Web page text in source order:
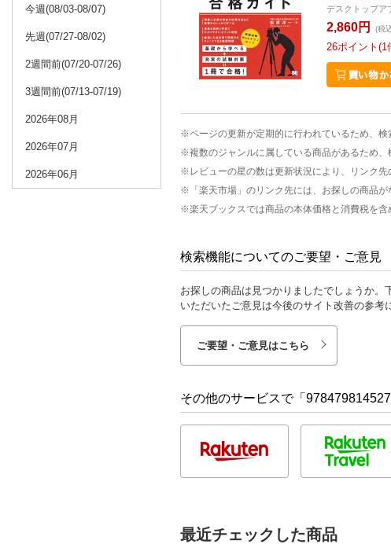
今週(08/03-08/07)
先週(07/27-08/02)
2週間前(07/20-07/26)
3週間前(07/13-07/19)
2026年08月
2026年07月
2026年06月
デスクトップア
2,860円 (税
26ポイント 1
※ページの更新が定期的に行われているため、検
※複数のジャンルに属している商品があるため、
※レビューの星の数は更新状況により、リンク先
※「楽天市場」のリンク先には、お探しの商品が
※楽天ブックスでは商品の本体価格と消費税を
検索機能についてのご要望・ご意見
お探しの商品は見つかりましたでしょうか。
いただいたご意見は今後のサイト改善の参考
ご要望・ご意見はこちら
その他のサービスで「
最近チェックした商品